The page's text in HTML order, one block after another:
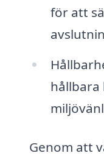
för att
hållbara
Genom att